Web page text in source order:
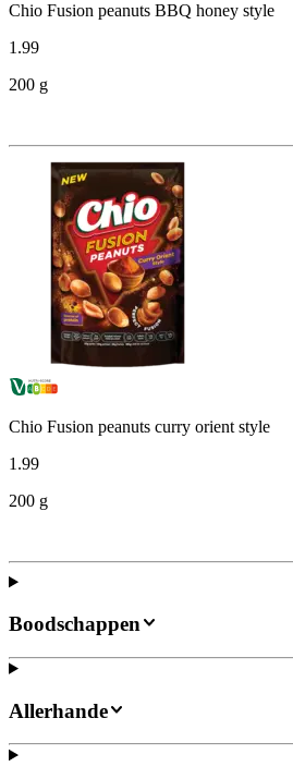
Chio Fusion peanuts BBQ honey style
1.99
200 g
Chio Fusion peanuts curry orient style
1.99
200 g
Boodschappen
Allerhande